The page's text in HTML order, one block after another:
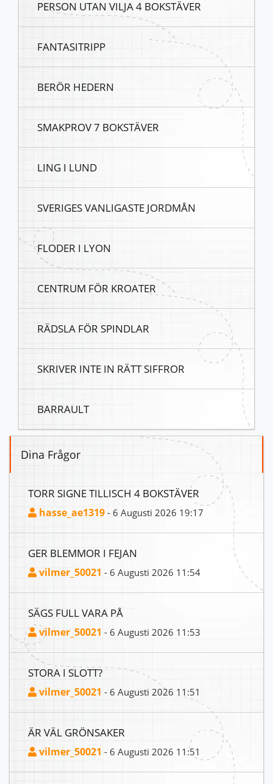
PERSON UTAN VILJA 4 BOKSTÄVER
FANTASITRIPP
BERÖR HEDERN
SMAKPROV 7 BOKSTÄVER
LING I LUND
SVERIGES VANLIGASTE JORDMÅN
FLODER I LYON
CENTRUM FÖR KROATER
RÄDSLA FÖR SPINDLAR
SKRIVER INTE IN RÄTT SIFFROR
BARRAULT
Dina Frågor
TORR SIGNE TILLISCH 4 BOKSTÄVER
hasse_ae1319 - 6 Augusti 2026 19:17
GER BLEMMOR I FEJAN
vilmer_50021 - 6 Augusti 2026 11:54
SÄGS FULL VARA PÅ
vilmer_50021 - 6 Augusti 2026 11:53
STORA I SLOTT?
vilmer_50021 - 6 Augusti 2026 11:51
ÄR VÄL GRÖNSAKER
vilmer_50021 - 6 Augusti 2026 11:51